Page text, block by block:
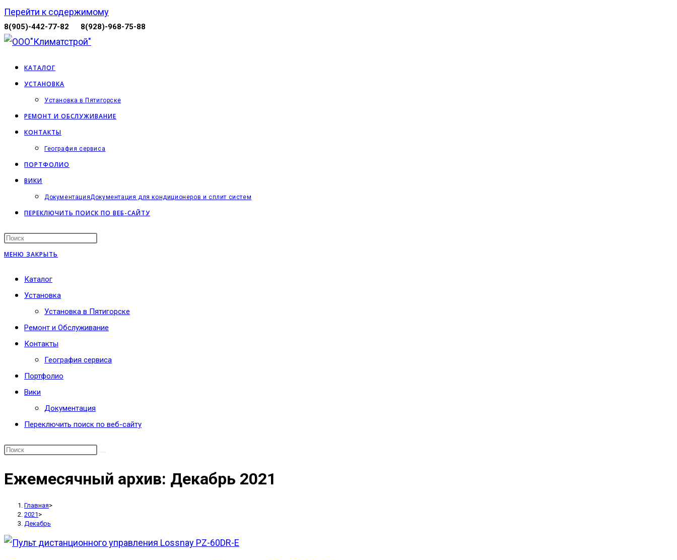
Перейти к содержимому
8(905)-442-77-82 8(928)-968-75-88
КАТАЛОГ
УСТАНОВКА
Установка в Пятигорске
РЕМОНТ И ОБСЛУЖИВАНИЕ
КОНТАКТЫ
География сервиса
ПОРТФОЛИО
ВИКИ
ДокументацияДокументация для кондиционеров и сплит систем
ПЕРЕКЛЮЧИТЬ ПОИСК ПО ВЕБ-САЙТУ
МЕНЮ ЗАКРЫТЬ
Каталог
Установка
Установка в Пятигорске
Ремонт и Обслуживание
Контакты
География сервиса
Портфолио
Вики
Документация
Переключить поиск по веб-сайту
Ежемесячный архив: Декабрь 2021
Главная>
2021 >
Декабрь